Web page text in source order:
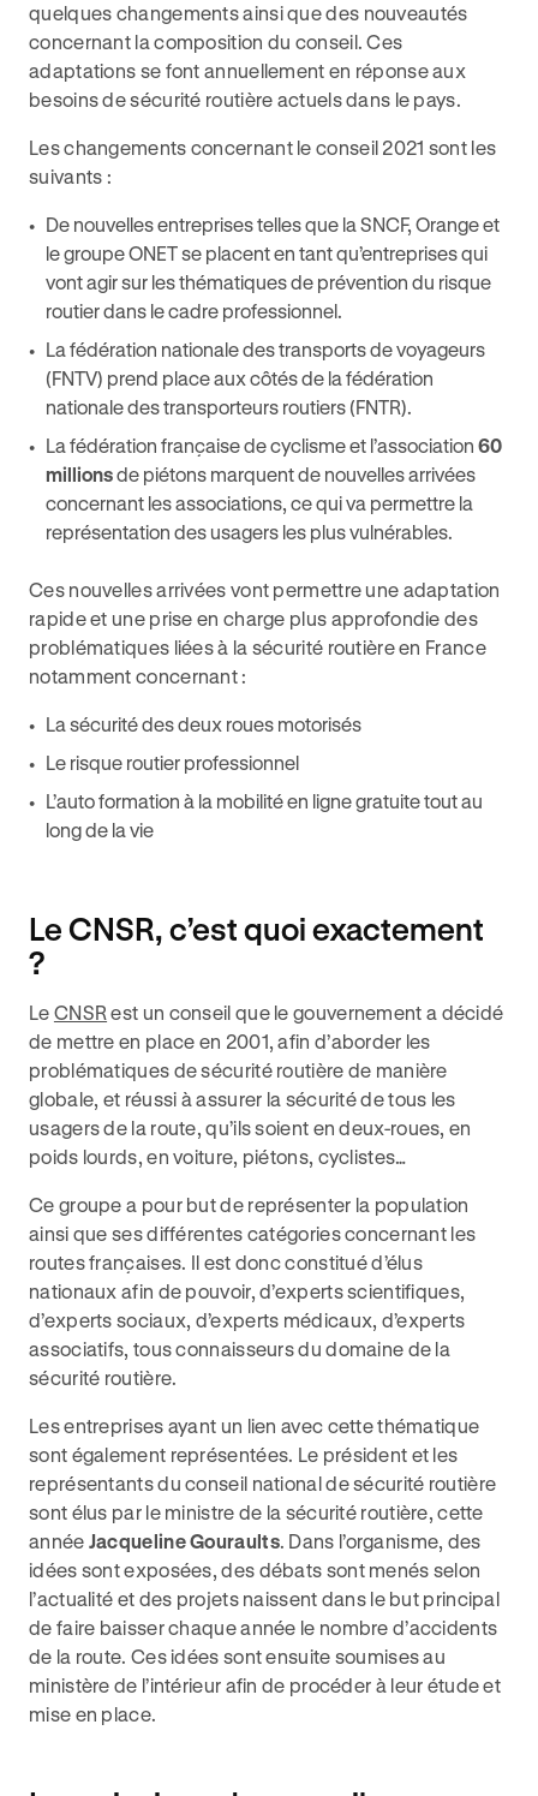
quelques changements ainsi que des nouveautés
concernant la composition du conseil. Ces
adaptations se font annuellement en réponse aux
besoins de sécurité routière actuels dans le pays.
Les changements concernant le conseil 2021 sont les
suivants :
De nouvelles entreprises telles que la SNCF, Orange et
le groupe ONET se placent en tant qu’entreprises qui
vont agir sur les thématiques de prévention du risque
routier dans le cadre professionnel.
La fédération nationale des transports de voyageurs
(FNTV) prend place aux côtés de la fédération
nationale des transporteurs routiers (FNTR).
La fédération française de cyclisme et l’association 60
millionsde piétons marquent de nouvelles arrivées
concernant les associations, ce qui va permettre la
représentation des usagers les plus vulnérables.
Ces nouvelles arrivées vont permettre une adaptation
rapide et une prise en charge plus approfondie des
problématiques liées à la sécurité routière en France
notamment concernant :
La sécurité des deux roues motorisés
Le risque routier professionnel
L’auto formation à la mobilité en ligne gratuite tout au
long de la vie
Le CNSR, c’est quoi exactement
?
Le CNSR est un conseil que le gouvernement a décidé
de mettre en place en 2001, afin d’aborder les
problématiques de sécurité routière de manière
globale, et réussi à assurer la sécurité de tous les
usagers de la route, qu’ils soient en deux-roues, en
poids lourds, en voiture, piétons, cyclistes…
Ce groupe a pour but de représenter la population
ainsi que ses différentes catégories concernant les
routes françaises. Il est donc constitué d’élus
nationaux afin de pouvoir, d’experts scientifiques,
d’experts sociaux, d’experts médicaux, d’experts
associatifs, tous connaisseurs du domaine de la
sécurité routière.
Les entreprises ayant un lien avec cette thématique
sont également représentées. Le président et les
représentants du conseil national de sécurité routière
sont élus par le ministre de la sécurité routière, cette
année Jacqueline Gouraults. Dans l’organisme, des
idées sont exposées, des débats sont menés selon
l’actualité et des projets naissent dans le but principal
de faire baisser chaque année le nombre d’accidents
de la route. Ces idées sont ensuite soumises au
ministère de l’intérieur afin de procéder à leur étude et
mise en place.